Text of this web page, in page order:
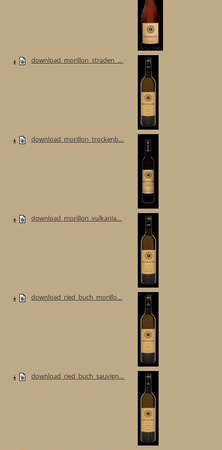
download_morillon_straden_...
download_morillon_trockenb...
download_morillon_vulkanla...
download_ried_buch_morillo...
download_ried_buch_sauvign...